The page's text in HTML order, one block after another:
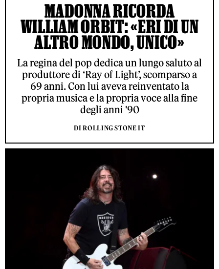
MADONNA RICORDA
WILLIAM ORBIT: «ERI DI UN
ALTRO MONDO, UNICO»
La regina del pop dedica un lungo saluto al
produttore di ‘Ray of Light’, scomparso a
69 anni. Con lui aveva reinventato la
propria musica e la propria voce alla fine
degli anni '90
DI ROLLING STONE IT